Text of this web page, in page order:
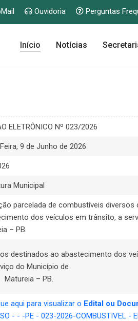
Ouvidoria Perguntas
Início Notícias
ELETRÔNICO Nº 023/2026
9 de Junho de 2026
Municipal
parcelada de combustíveis diversos
dos veículos em trânsito, a
– PB.
destinados ao abastecimento dos
do Município de
Matureia – PB.
aqui para visualizar o Edital ou
- - -PE - 023-2026-COMBUSTIVEL -